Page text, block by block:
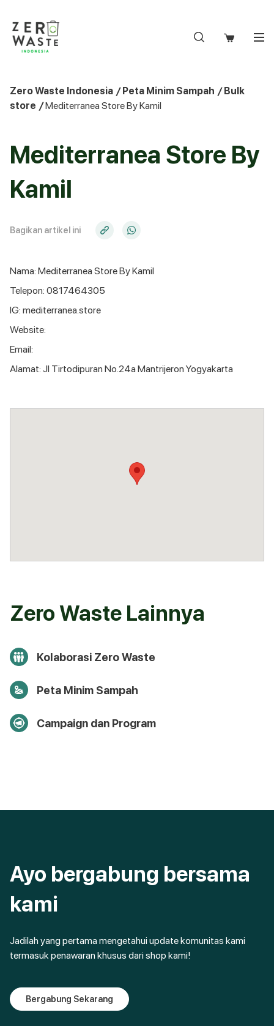
Zero Waste Indonesia / Peta Minim Sampah / Bulk
store / Mediterranea Store By Kamil
Mediterranea Store By
Kamil
Bagikan artikel ini
Nama: Mediterranea Store By Kamil
Telepon: 0817464305
IG: mediterranea.store
Website:
Email:
Alamat: Jl Tirtodipuran No.24a Mantrijeron Yogyakarta
Zero Waste Lainnya
Kolaborasi Zero Waste
Peta Minim Sampah
Campaign dan Program
Ayo bergabung bersama
kami
Jadilah yang pertama mengetahui update komunitas kami
termasuk penawaran khusus dari shop kami!
Bergabung Sekarang